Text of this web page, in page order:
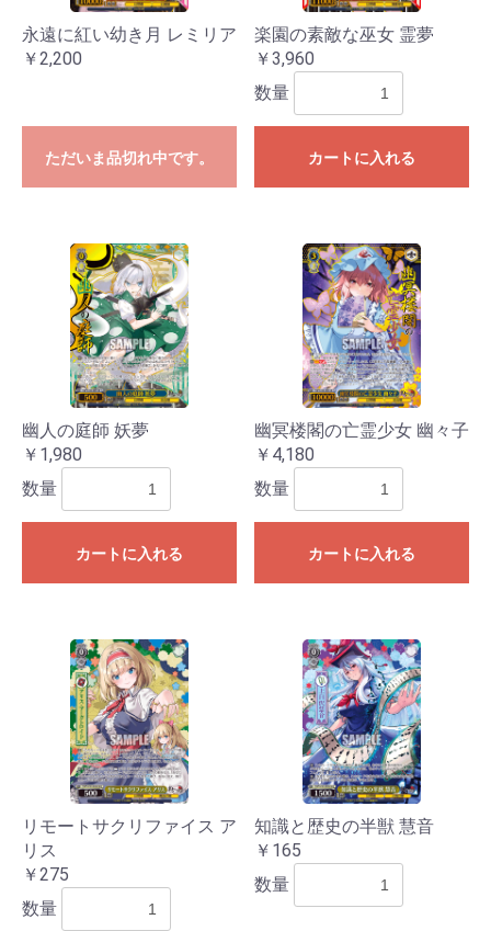
永遠に紅い幼き月 レミリア
￥2,200
ただいま品切れ中です。
楽園の素敵な巫女 霊夢
￥3,960
数量
カートに入れる
幽人の庭師 妖夢
￥1,980
数量
カートに入れる
幽冥楼閣の亡霊少女 幽々子
￥4,180
数量
カートに入れる
リモートサクリファイス ア
リス
￥275
数量
知識と歴史の半獣 慧音
￥165
数量
お買い物を続ける カートへ進む